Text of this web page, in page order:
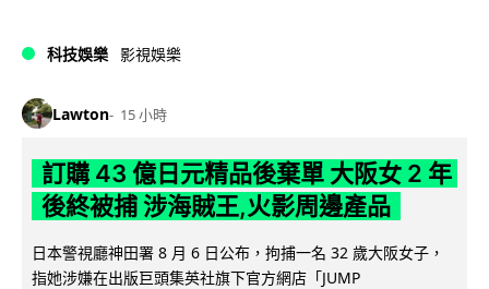
科技娛樂 影視娛樂
Lawton 15 小時
訂購 43 億日元精品後棄單 大阪女 2 年
後終被捕 涉海賊王,火影周邊產品
日本警視廳神田署 8 月 6 日公布，拘捕一名 32 歲大阪女子，
指她涉嫌在出版巨頭集英社旗下官方網店「JUMP